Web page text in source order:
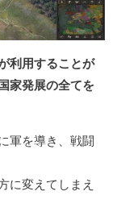
利用することが
家発展の全てを
軍を導き、戦闘
に変えてしまえ